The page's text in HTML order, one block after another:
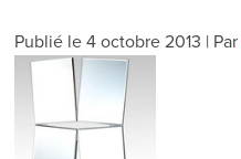
Publié le 4 octobre 2013 | Par